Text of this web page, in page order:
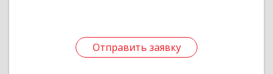
Отправить заявку
Отправить заявку